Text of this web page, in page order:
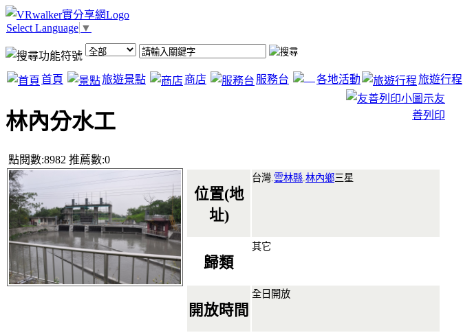
Select Language ▼
首頁 旅遊景點 商店 服務台 各地活動 旅遊行程
林內分水工
點閱數:8982 推薦數:0
友
善列印
位置(地
址)
台灣. 雲林縣 林內鄉三星
歸類
其它
開放時間
全日開放